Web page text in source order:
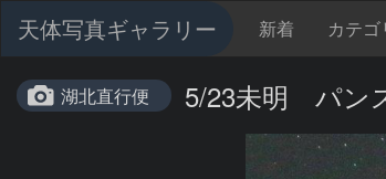
天体写真ギャラリー 新着 カテゴ
湖北直行便 5/23未明 パン